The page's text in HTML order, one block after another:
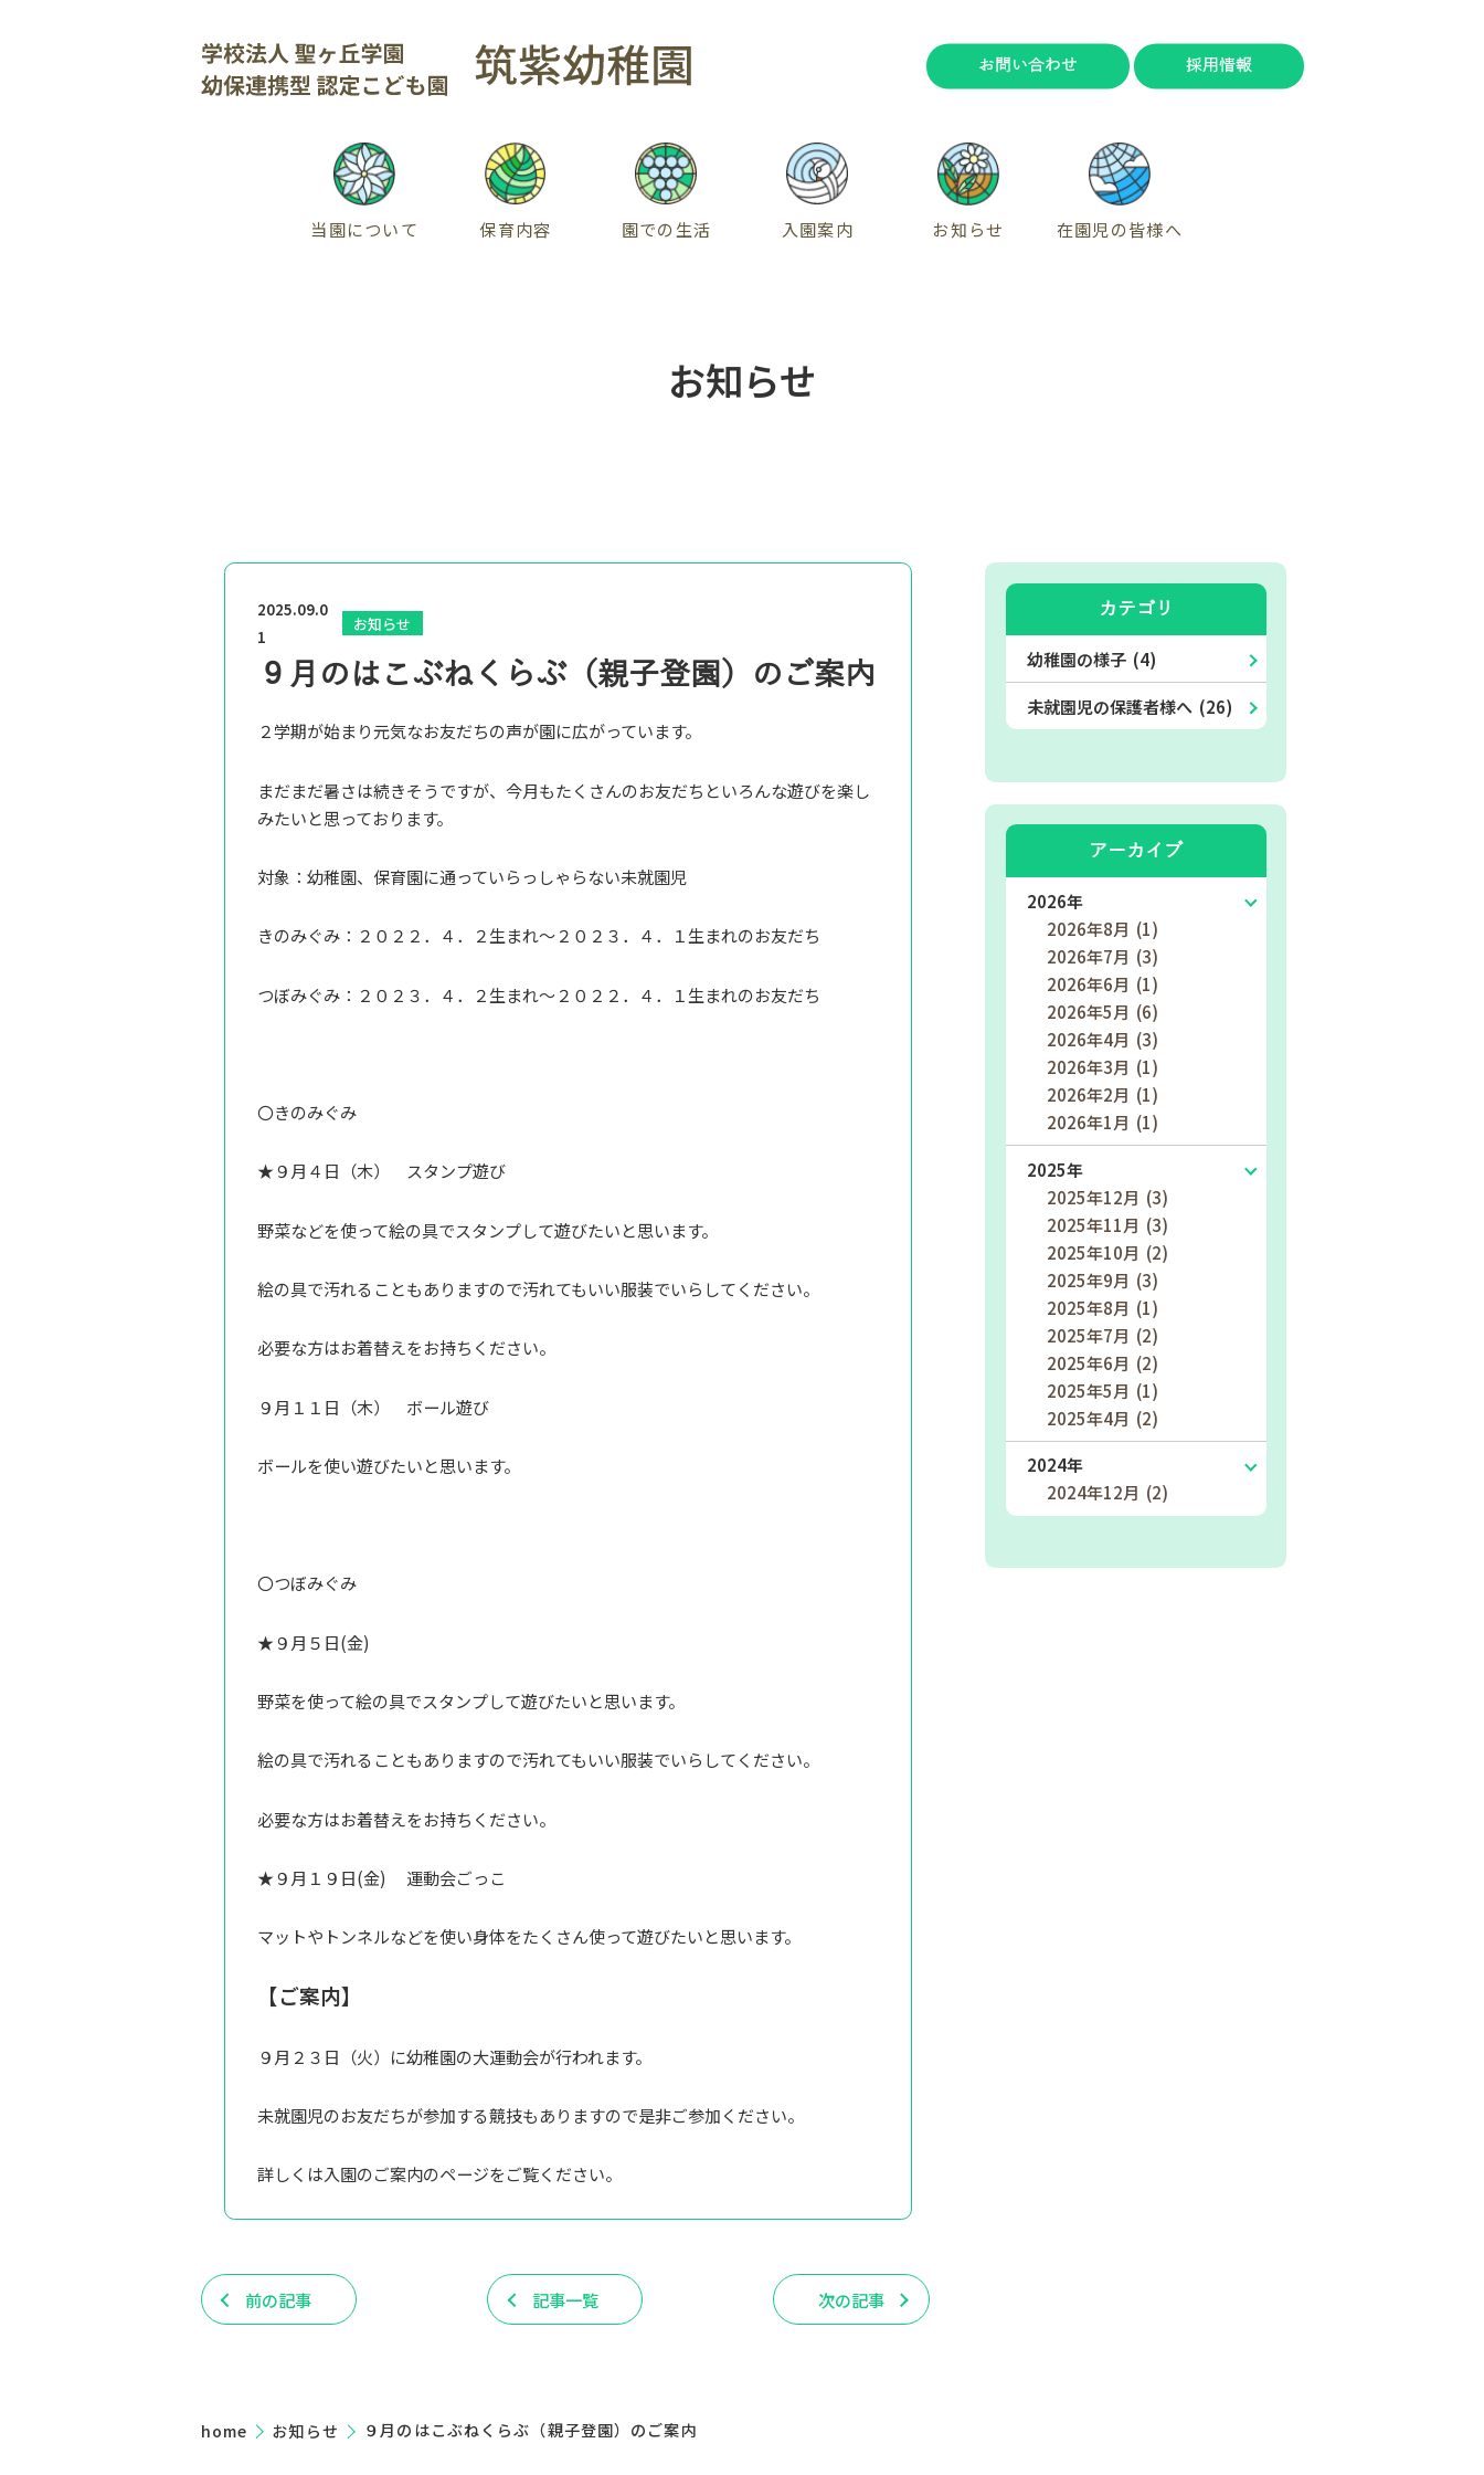
お問い合わせ 採用情報
当園について 保育内容 園での生活 入園案内 お知らせ 在園児の皆様へ
お知らせ
2025.09.0
1
お知らせ
９月のはこぶねくらぶ（親子登園）のご案内
２学期が始まり元気なお友だちの声が園に広がっています。
まだまだ暑さは続きそうですが、今月もたくさんのお友だちといろんな遊びを楽し
みたいと思っております。
対象：幼稚園、保育園に通っていらっしゃらない未就園児
きのみぐみ：２０２２．４．２生まれ～２０２３．４．１生まれのお友だち
つぼみぐみ：２０２３．４．２生まれ～２０２２．４．１生まれのお友だち
〇きのみぐみ
★９月４日（木） スタンプ遊び
野菜などを使って絵の具でスタンプして遊びたいと思います。
絵の具で汚れることもありますので汚れてもいい服装でいらしてください。
必要な方はお着替えをお持ちください。
９月１１日（木） ボール遊び
ボールを使い遊びたいと思います。
〇つぼみぐみ
★９月５日(金)
野菜を使って絵の具でスタンプして遊びたいと思います。
絵の具で汚れることもありますので汚れてもいい服装でいらしてください。
必要な方はお着替えをお持ちください。
★９月１９日(金) 運動会ごっこ
マットやトンネルなどを使い身体をたくさん使って遊びたいと思います。
【ご案内】
９月２３日（火）に幼稚園の大運動会が行われます。
未就園児のお友だちが参加する競技もありますので是非ご参加ください。
詳しくは入園のご案内のページをご覧ください。
前の記事 記事一覧 次の記事
カテゴリ
幼稚園の様子 (4)
未就園児の保護者様へ (26)
アーカイブ
2026年
2026年8月 (1)
2026年7月 (3)
2026年6月 (1)
2026年5月 (6)
2026年4月 (3)
2026年3月 (1)
2026年2月 (1)
2026年1月 (1)
2025年
2025年12月 (3)
2025年11月 (3)
2025年10月 (2)
2025年9月 (3)
2025年8月 (1)
2025年7月 (2)
2025年6月 (2)
2025年5月 (1)
2025年4月 (2)
2024年
2024年12月 (2)
home お知らせ ９月のはこぶねくらぶ（親子登園）のご案内